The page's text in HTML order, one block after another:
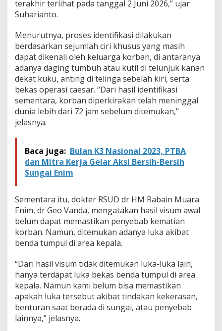
terakhir terlihat pada tanggal 2 Juni 2026,” ujar
Suharianto.
Menurutnya, proses identifikasi dilakukan
berdasarkan sejumlah ciri khusus yang masih
dapat dikenali oleh keluarga korban, di antaranya
adanya daging tumbuh atau kutil di telunjuk kanan
dekat kuku, anting di telinga sebelah kiri, serta
bekas operasi caesar. “Dari hasil identifikasi
sementara, korban diperkirakan telah meninggal
dunia lebih dari 72 jam sebelum ditemukan,”
jelasnya.
Baca juga: Bulan K3 Nasional 2023, PTBA
dan Mitra Kerja Gelar Aksi Bersih-Bersih
Sungai Enim
Sementara itu, dokter RSUD dr HM Rabain Muara
Enim, dr Geo Vanda, mengatakan hasil visum awal
belum dapat memastikan penyebab kematian
korban. Namun, ditemukan adanya luka akibat
benda tumpul di area kepala.
“Dari hasil visum tidak ditemukan luka-luka lain,
hanya terdapat luka bekas benda tumpul di area
kepala. Namun kami belum bisa memastikan
apakah luka tersebut akibat tindakan kekerasan,
benturan saat berada di sungai, atau penyebab
lainnya,” jelasnya.